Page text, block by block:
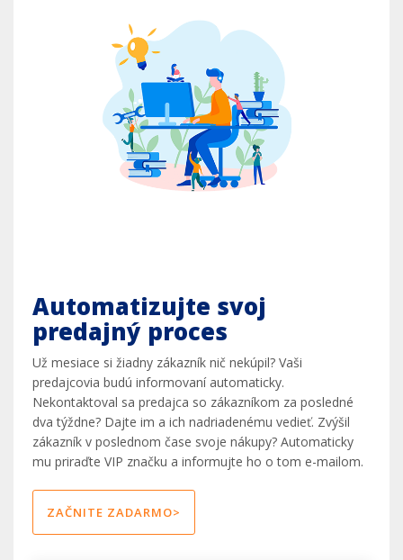
Automatizujte svoj
predajný proces
Už mesiace si žiadny zákazník nič nekúpil? Vaši
predajcovia budú informovaní automaticky.
Nekontaktoval sa predajca so zákazníkom za posledné
dva týždne? Dajte im a ich nadriadenému vedieť. Zvýšil
zákazník v poslednom čase svoje nákupy? Automaticky
mu priraďte VIP značku a informujte ho o tom e-mailom.
ZAČNITE ZADARMO>